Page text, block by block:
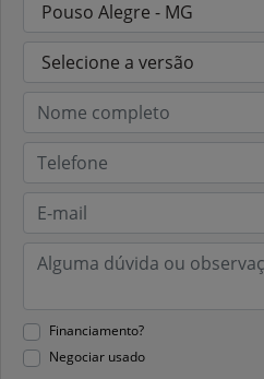
Financiamento?
Negociar usado